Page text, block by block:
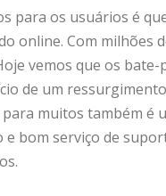
para os usuários é
online. Com milhões
vemos que os
de um
muitos também é
e bom serviço de